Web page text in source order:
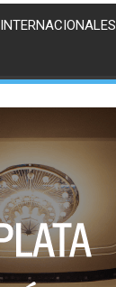
INTERNACIONALES